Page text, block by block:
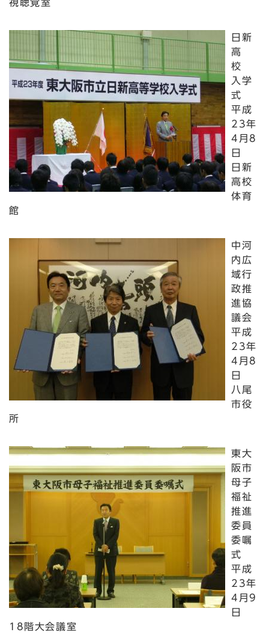
視聴覚室
日新
高
校
入学
式
平成
23年
4月8
日
日新
高校
体育
館
中河
内広
域行
政推
進協
議会
平成
23年
4月8
日
八尾
市役
所
東大
阪市
母子
福祉
推進
委員
委嘱
式
平成
23年
4月9
日
18階大会議室